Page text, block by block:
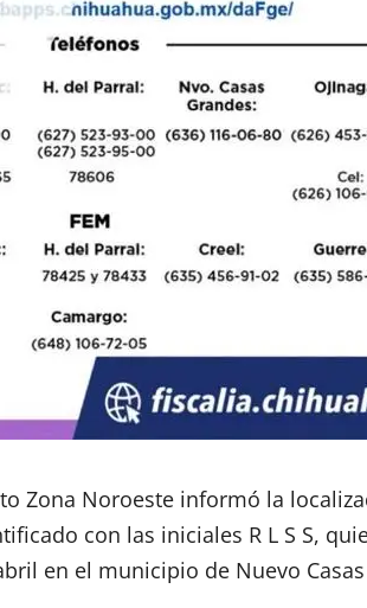
Zona Noroeste informó la
con las iniciales R L S S,
en el municipio de Nuevo